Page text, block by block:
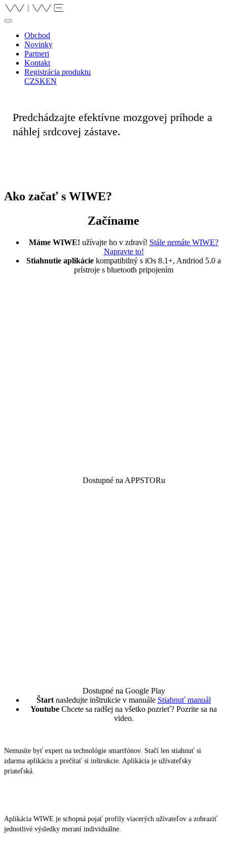
Obchod
Novinky
Partneri
Kontakt
Registrácia produktu
CZSKEN
Predchádzajte efektívne mozgovej príhode a
náhlej srdcovej zástave.
Ako začať s WIWE?
Začíname
Máme WIWE! užívajte ho v zdraví! Stále nemáte WIWE?
Napravte to!
Stiahnutie aplikácie kompatibilný s iOs 8.1+, Andriod 5.0 a
prístroje s bluetooth pripojením
Dostupné na APPSTORu
Dostupné na Google Play
Štart nasledujte inštrukcie v manuále Stiahnuť manuál
Youtube Chcete sa radšej na všetko pozrieť? Pozrite sa na
video.
Nemusíte byť expert na technológie smartfónov. Stačí len stiahnuť si
zdarma aplikáciu a prečítať si inštrukcie. Aplikácia je užívateľsky
priateľská.
Aplikácia WIWE je schopná pojať profily viacerých užívateľov a zobraziť
jednotlivé výsledky meraní individuálne.